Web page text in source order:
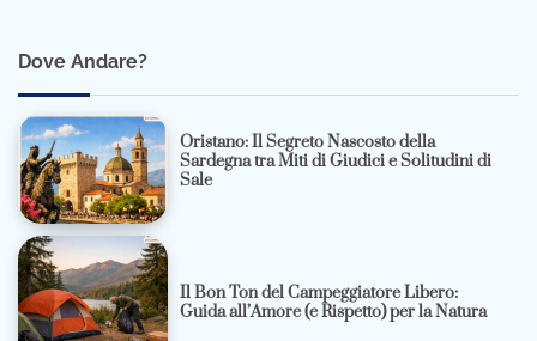
Dove Andare?
Oristano: Il Segreto Nascosto della
Sardegna tra Miti di Giudici e Solitudini di
Sale
Il Bon Ton del Campeggiatore Libero:
Guida all’Amore (e Rispetto) per la Natura